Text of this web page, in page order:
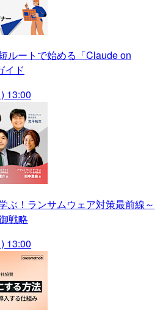
ルートで始める「Claude on
イド
13:00
ぶ！ランサムウェア対策最前線～
戦略
13:00